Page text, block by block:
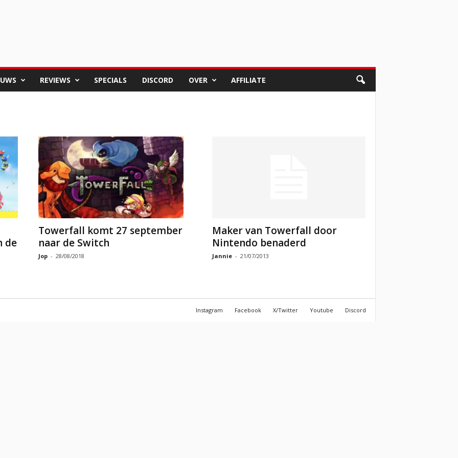
REVIEWS SPECIALS DISCORD OVER AFFILIATE
de
Towerfall komt 27 september
naar de Switch
Jop - 28/08/2018
Maker van Towerfall door
Nintendo benaderd
Jannie - 21/07/2013
Instagram Facebook X/Twitter Youtube Discord